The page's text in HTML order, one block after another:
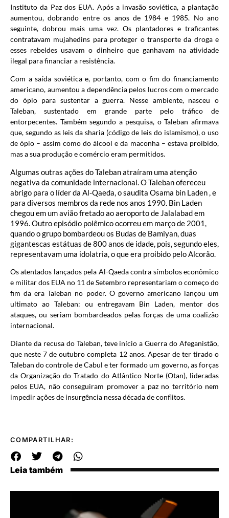
Instituto da Paz dos EUA. Após a invasão soviética, a plantação
aumentou, dobrando entre os anos de 1984 e 1985. No ano
seguinte, dobrou mais uma vez. Os plantadores e traficantes
contratavam mujahedins para proteger o transporte da droga e
esses rebeldes usavam o dinheiro que ganhavam na atividade
ilegal para financiar a resistência.
Com a saída soviética e, portanto, com o fim do financiamento
americano, aumentou a dependência pelos lucros com o mercado
do ópio para sustentar a guerra. Nesse ambiente, nasceu o
Taleban, sustentado em grande parte pelo tráfico de
entorpecentes. Também segundo a pesquisa, o Taleban afirmava
que, segundo as leis da sharia (código de leis do islamismo), o uso
de ópio – assim como do álcool e da maconha – estava proibido,
mas a sua produção e comércio eram permitidos.
Algumas outras ações do Taleban atraíram uma atenção
negativa da comunidade internacional. O Taleban ofereceu
abrigo para o líder da Al-Qaeda, o saudita Osama bin Laden , e
para diversos membros da rede nos anos 1990. Bin Laden
chegou em um avião fretado ao aeroporto de Jalalabad em
1996. Outro episódio polêmico ocorreu em março de 2001,
quando o grupo bombardeou os Budas de Bamiyan, duas
gigantescas estátuas de 800 anos de idade, pois, segundo eles,
representavam uma idolatria, o que era proibido pelo Alcorão.
Os atentados lançados pela Al-Qaeda contra símbolos econômico
e militar dos EUA no 11 de Setembro representariam o começo do
fim da era Taleban no poder. O governo americano lançou um
ultimato ao Taleban: ou entregavam Bin Laden, mentor dos
ataques, ou seriam bombardeados pelas forças de uma coalizão
internacional.
Diante da recusa do Taleban, teve início a Guerra do Afeganistão,
que neste 7 de outubro completa 12 anos. Apesar de ter tirado o
Taleban do controle de Cabul e ter formado um governo, as forças
da Organização do Tratado do Atlântico Norte (Otan), lideradas
pelos EUA, não conseguiram promover a paz no território nem
impedir ações de insurgência nessa década de conflitos.
COMPARTILHAR:
Leia também